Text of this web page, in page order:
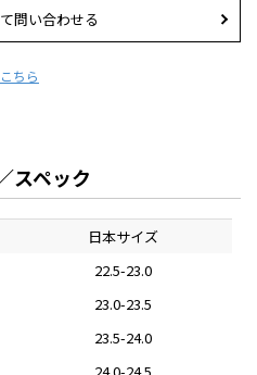
問い合わせる
ちら
スペック
日本サイズ
22.5-23.0
23.0-23.5
23.5-24.0